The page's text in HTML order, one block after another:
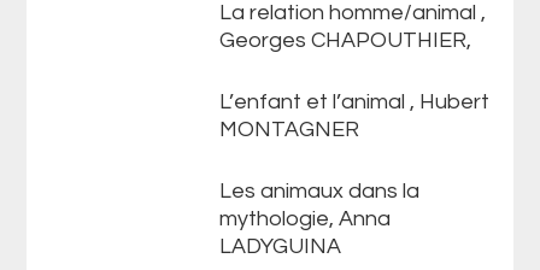
La relation homme/animal ,
Georges CHAPOUTHIER,
L’enfant et l’animal , Hubert
MONTAGNER
Les animaux dans la
mythologie, Anna
LADYGUINA